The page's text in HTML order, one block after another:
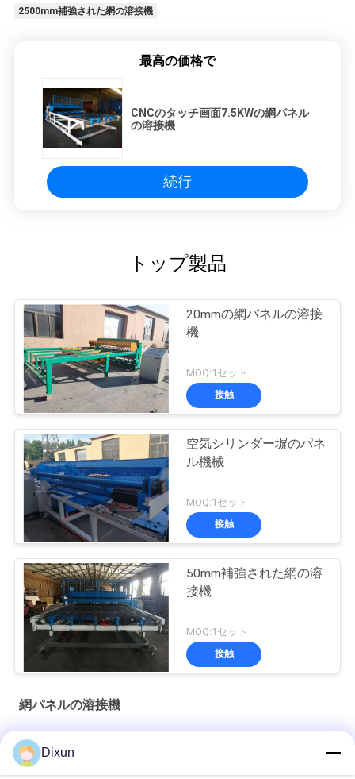
2500mm補強された網の溶接機
最高の価格で
CNCのタッチ画面7.5KWの網パネル
の溶接機
続行
トップ製品
20mmの網パネルの溶接
機
MOQ:1セット
接触
空気シリンダー塀のパネ
ル機械
MOQ:1セット
接触
50mm補強された網の溶
接機
MOQ:1セット
接触
網パネルの溶接機
サーボ モーター引きの網の長さ6mの網パネルの溶接機7.5kw
5.5kwクロス ワイヤーのホッパー負荷100kgワイヤーPLCの塀の
Dixun